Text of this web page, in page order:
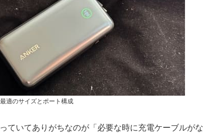
適のサイズとポート構成
ていてありがちなのが「必要な時に充電ケーブルがな